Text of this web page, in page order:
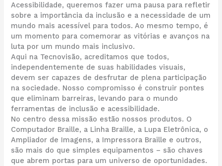
Acessibilidade, queremos fazer uma pausa para refletir
sobre a importância da inclusão e a necessidade de um
mundo mais acessível para todos. Ao mesmo tempo, é
um momento para comemorar as vitórias e avanços na
luta por um mundo mais inclusivo.
Aqui na Tecnovisão, acreditamos que todos,
independentemente de suas habilidades visuais,
devem ser capazes de desfrutar de plena participação
na sociedade. Nosso compromisso é construir pontes
que eliminam barreiras, levando para o mundo
ferramentas de inclusão e acessibilidade.
No centro dessa missão estão nossos produtos. O
Computador Braille, a Linha Braille, a Lupa Eletrônica, o
Ampliador de Imagens, a Impressora Braille e outros,
são mais do que simples equipamentos – são chaves
que abrem portas para um universo de oportunidades.